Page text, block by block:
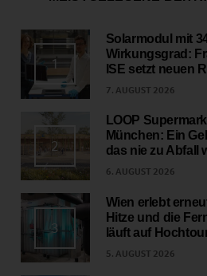
1
Solarmodul mit
Wirkungsgrad:
ISE setzt neuen
7. AUGUST 2026
2
LOOP
München: Ein
das nie zu Abfall
6. AUGUST 2026
3
Wien erlebt
Hitze und die
läuft auf
5. AUGUST 2026